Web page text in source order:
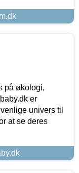
på økologi,
er
univers til
at se deres